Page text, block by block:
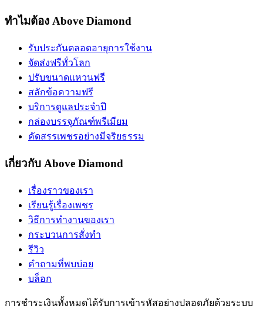
ทำไมต้อง Above Diamond
รับประกันตลอดอายุการใช้งาน
จัดส่งฟรีทั่วโลก
ปรับขนาดแหวนฟรี
สลักข้อความฟรี
บริการดูแลประจำปี
กล่องบรรจุภัณฑ์พรีเมียม
คัดสรรเพชรอย่างมีจริยธรรม
เกี่ยวกับ Above Diamond
เรื่องราวของเรา
เรียนรู้เรื่องเพชร
วิธีการทำงานของเรา
กระบวนการสั่งทำ
รีวิว
คำถามที่พบบ่อย
บล็อก
การชำระเงินทั้งหมดได้รับการเข้ารหัสอย่างปลอดภัยด้วยระบบ